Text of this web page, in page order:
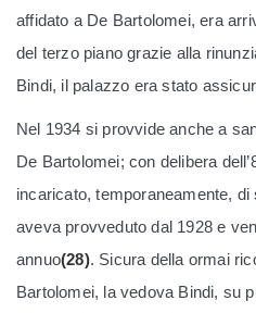
affidato a De Bartolomei, era
del terzo piano grazie alla
Bindi, il palazzo era stato
Nel 1934 si provvide anche a
De Bartolomei; con delibera
incaricato, temporaneamente,
aveva provveduto dal 1928 e
annuo(28). Sicura della ormai
Bartolomei, la vedova Bindi, su